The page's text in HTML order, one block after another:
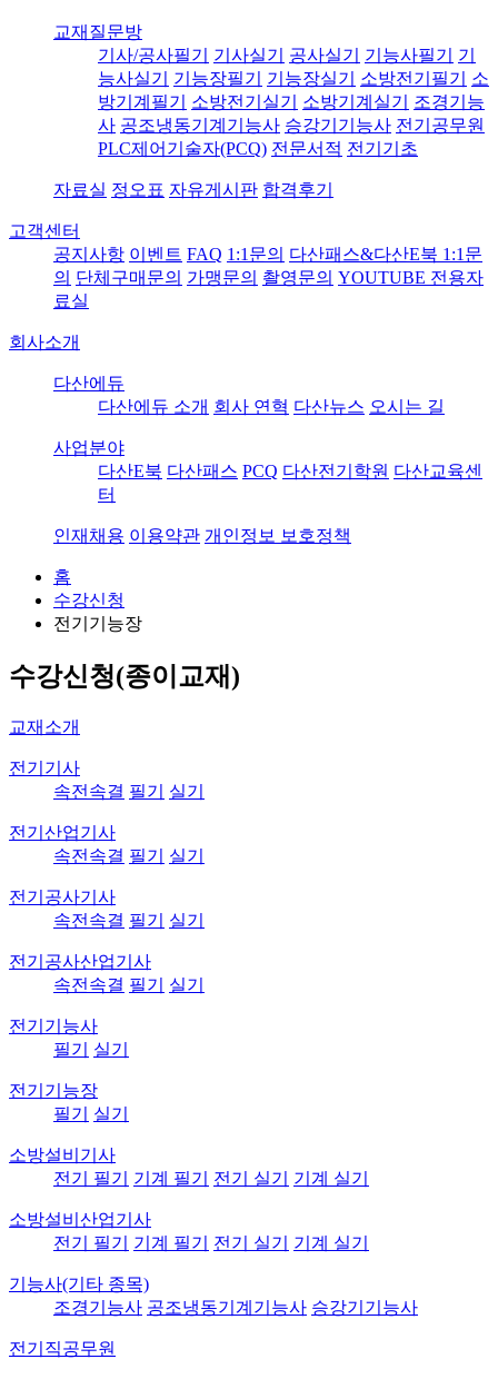
교재질문방
기사/공사필기
기사실기 공사실기 기능사필기
기
능사실기
기능장필기 기능장실기 소방전기필기
소
방기계필기
소방전기실기 소방기계실기
조경기능
사 공조냉동기계기능사 승강기기능사 전기공무원
PLC제어기술자(PCQ) 전문서적 전기기초
자료실 정오표 자유게시판 합격후기
고객센터
공지사항 이벤트 FAQ 1:1문의 다산패스&다산E북 1:1문
의 단체구매문의 가맹문의 촬영문의 YOUTUBE 전용자
료실
회사소개
다산에듀
다산에듀 소개 회사 연혁 다산뉴스 오시는 길
사업분야
다산E북 다산패스 PCQ 다산전기학원 다산교육센
터
인재채용 이용약관 개인정보 보호정책
홈
수강신청
전기기능장
수강신청(종이교재)
교재소개
전기기사
속전속결 필기 실기
전기산업기사
속전속결 필기 실기
전기공사기사
속전속결 필기 실기
전기공사산업기사
속전속결 필기 실기
전기기능사
필기
실기
전기기능장
필기
실기
소방설비기사
전기 필기
기계 필기 전기 실기 기계 실기
소방설비산업기사
전기 필기
기계 필기 전기 실기 기계 실기
기능사(기타 종목)
조경기능사 공조냉동기계기능사 승강기기능사
전기직공무원